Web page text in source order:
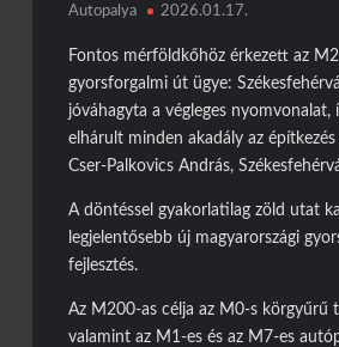
kisteherautó
Burkolatjelfestési munkák
Toto ismét lecsapott az M1-esen
Döbbenetes manőver az M3-
Autopalya 2026.01.17.
Fontos mérföldkőhöz érkezett az
gyorsforgalmi út ügye:
jóváhagyta a végleges nyomvonalat,
elhárult minden akadály az
Cser-Palkovics András,
A döntéssel gyakorlatilag zöld utat
legjelentősebb új magyarországi
fejlesztés.
Az M200-as célja az M0-s körgyűrű
valamint az M1-es és az M7-es